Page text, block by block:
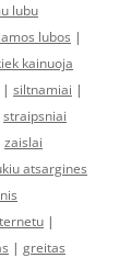
lubu
lubos |
kainuoja
| siltnamiai |
straipsniai
zaislai
atsargines
|
| greitas